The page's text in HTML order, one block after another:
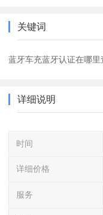
关键词
蓝牙车充蓝牙认证在哪里
详细说明
时间
详细价格
服务